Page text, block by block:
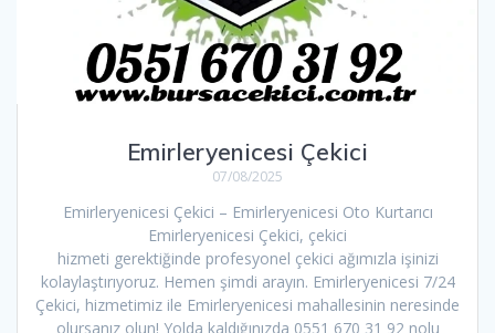
Emirleryenicesi Çekici
07/08/2025
Emirleryenicesi Çekici – Emirleryenicesi Oto Kurtarıcı
Emirleryenicesi Çekici, çekici
hizmeti gerektiğinde profesyonel çekici ağımızla işinizi
kolaylaştırıyoruz. Hemen şimdi arayın. Emirleryenicesi 7/24
Çekici, hizmetimiz ile Emirleryenicesi mahallesinin neresinde
olursanız olun! Yolda kaldığınızda 0551 670 31 92 nolu